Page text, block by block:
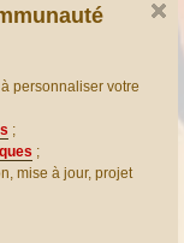
personnaliser votre
;
;
mise à jour, projet